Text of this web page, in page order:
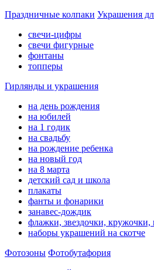
Праздничные колпаки Украшения
свечи-цифры
свечи фигурные
фонтаны
топперы
Гирлянды и украшения
на день рождения
на юбилей
на 1 годик
на свадьбу
на рождение ребенка
на новый год
на 8 марта
детский сад и школа
плакаты
фанты и фонарики
занавес-дождик
флажки, звездочки, кружочки,
наборы украшений на скотче
Фотозоны Фотобутафория